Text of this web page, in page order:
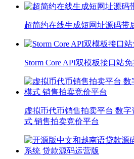
超简约在线生成短网址源码带
Storm Core API双模板接口站
虚拟币代币销售拍卖平台 数
式 销售拍卖竞价平台